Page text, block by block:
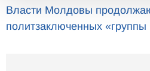
Власти Молдовы
политзаключенных «группы